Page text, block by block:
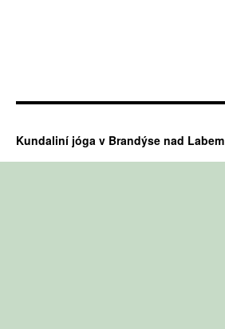
Kundaliní jóga v Brandýse nad Labem